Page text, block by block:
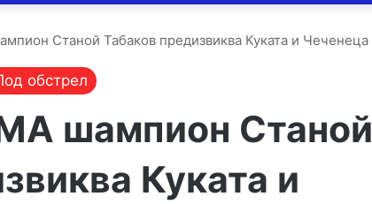
Станой Табаков предизвиква Куката и Чеченеца
обстрел
шампион Станой
Куката и